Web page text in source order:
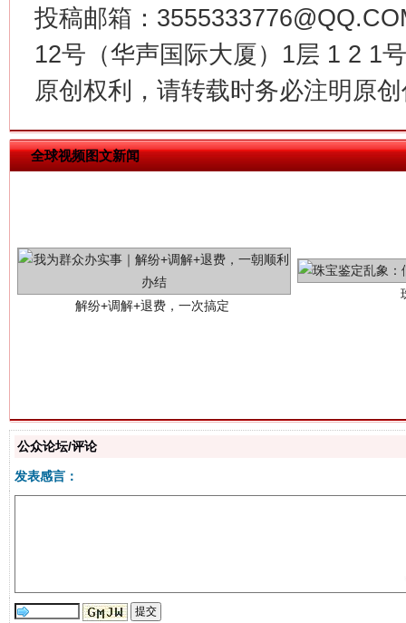
投稿邮箱：
12号（华声国际大厦）1层 1 2 1
原创权利，请转载时务必注明原
全球视频图文新闻
站台名比不上好声名
公众论坛/评论
发表感言：